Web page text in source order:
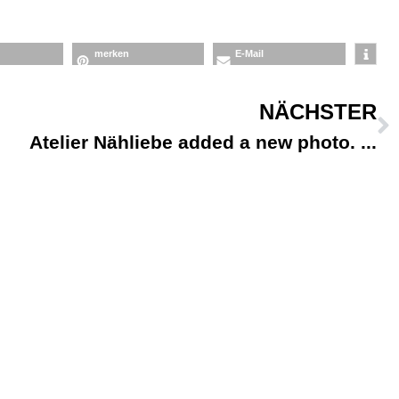
merken E-Mail
NÄCHSTER
Atelier Nähliebe added a new photo.